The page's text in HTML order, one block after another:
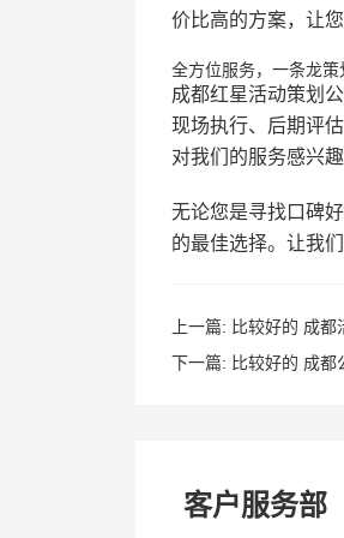
价比高的方案，让您
全方位服务，一条龙策
成都红星活动策划
现场执行、后期评
对我们的服务感兴
无论您是寻找口碑
的最佳选择。让我
上一篇: 比较好的 成都
下一篇: 比较好的 成都
客户服务部